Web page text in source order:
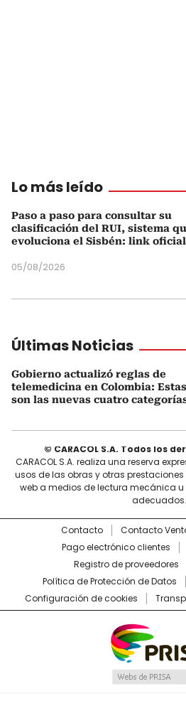
Lo más leído
Paso a paso para consultar su
clasificación del RUI, sistema
evoluciona el Sisbén: link oficial
05/08/2026
Últimas Noticias
Gobierno actualizó reglas de
telemedicina en Colombia: Estas
son las nuevas cuatro
© CARACOL S.A. Todos los
CARACOL S.A. realiza una reserva
usos de las obras y otras
web a medios de lectura mecánica u
adecuados.
Contacto Contacto
Pago electrónico clientes
Registro de proveedores
Política de Protección de Datos
Configuración de cookies